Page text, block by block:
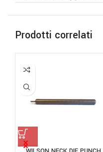
Prodotti correlati